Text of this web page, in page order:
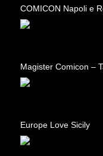
COMICON Napoli e
Magister Comicon –
Europe Love Sicily